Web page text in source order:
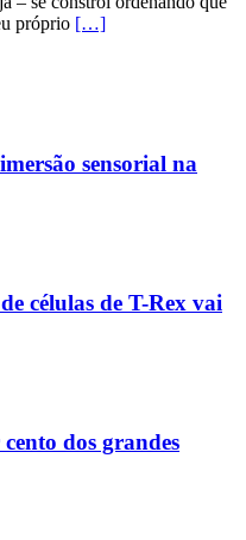
próprio […]
sensorial na
células de T-Rex vai
dos grandes